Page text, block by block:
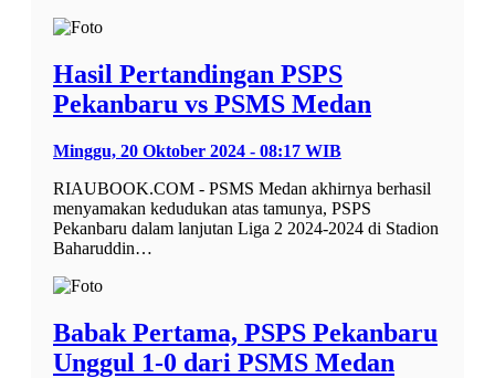
Hasil Pertandingan PSPS
Pekanbaru vs PSMS Medan
Minggu, 20 Oktober 2024 - 08:17 WIB
RIAUBOOK.COM - PSMS Medan akhirnya berhasil
menyamakan kedudukan atas tamunya, PSPS
Pekanbaru dalam lanjutan Liga 2 2024-2024 di Stadion
Baharuddin…
Babak Pertama, PSPS Pekanbaru
Unggul 1-0 dari PSMS Medan